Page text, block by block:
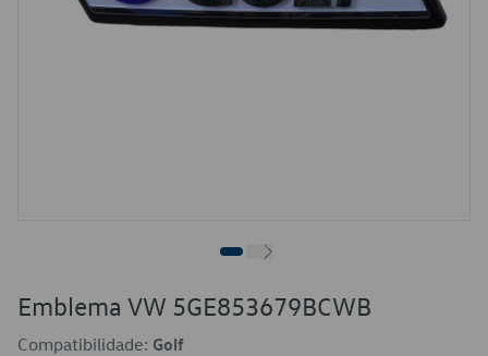
Emblema VW 5GE853679BCWB
Compatibilidade: Golf